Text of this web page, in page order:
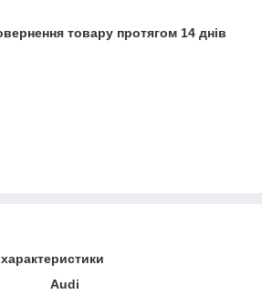
товару протягом 14 днів
Audi